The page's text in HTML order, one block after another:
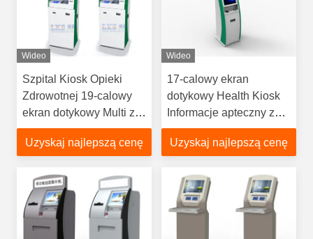
Wideo
Szpital Kiosk Opieki
Zdrowotnej 19-calowy
ekran dotykowy Multi z
podczerwienią
Uzyskaj najlepszą cenę
Wideo
17-calowy ekran
dotykowy Health Kiosk
Informacje apteczny z
multimedialnym
głośnikiem
Uzyskaj najlepszą cenę